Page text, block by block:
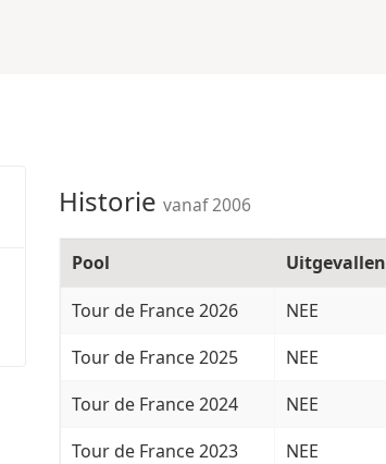
Historie vanaf 2006
Pool Uitgevallen
Tour de France 2026
NEE
Tour de France 2025
NEE
Tour de France 2024
NEE
Tour de France 2023
NEE